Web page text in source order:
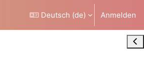
Deutsch ‎(de)‎ Anmelden